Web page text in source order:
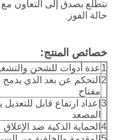
نتطلع بصدق إلى التعاون مع
حالة الفوز.
خصائص المنتج:
1 عدة أدوات للشحن
2 التحكم عن بعد الذي
مفتاح
3 إعداد ارتفاع قابل
المصعد
4 الحماية الذكية ضد